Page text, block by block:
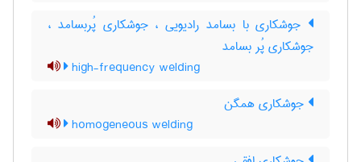
جوشکاری با بسامد رادیویی ، جوشکاری پُربسامد ،
جوشکاری پُر بسامد
high-frequency welding
جوشکاری همگن
homogeneous welding